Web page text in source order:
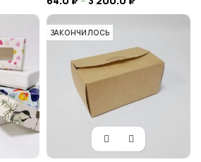
ЗАКОНЧИЛОСЬ